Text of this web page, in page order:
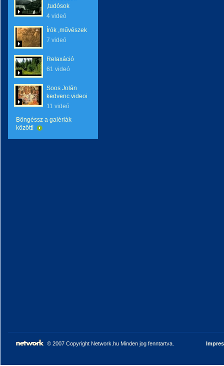
,tudósok
4 videó
Írók ,művészek
7 videó
Relaxáció
61 videó
Soos Jolán
kedvenc videoi
11 videó
Böngéssz a galériák
között!
© 2007 Copyright Network.hu Minden jog fenntartva.